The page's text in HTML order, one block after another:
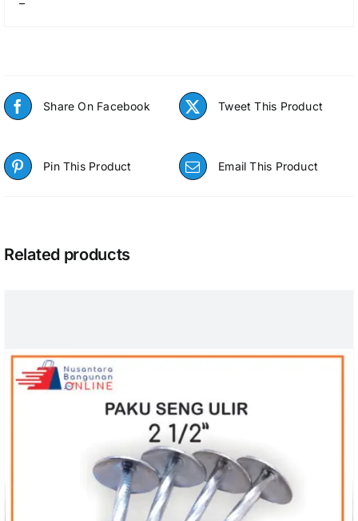
Share On Facebook Tweet This Product
Pin This Product Email This Product
Related products